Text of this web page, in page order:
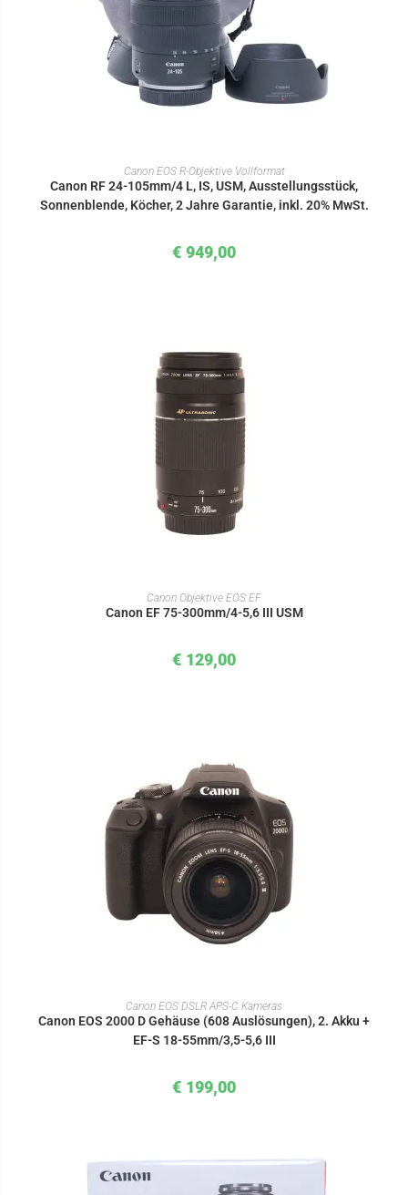
IN DEN WARENKORB
Canon EOS R-Objektive Vollformat
Canon RF 24-105mm/4 L, IS, USM, Ausstellungsstück,
Sonnenblende, Köcher, 2 Jahre Garantie, inkl. 20% MwSt.
€ 949,00
IN DEN WARENKORB
Canon Objektive EOS EF
Canon EF 75-300mm/4-5,6 III USM
€ 129,00
IN DEN WARENKORB
Canon EOS DSLR APS-C Kameras
Canon EOS 2000 D Gehäuse (608 Auslösungen), 2. Akku +
EF-S 18-55mm/3,5-5,6 III
€ 199,00